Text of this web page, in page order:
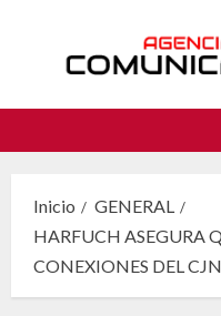
contenido
Inicio
GENERAL
HARFUCH ASEGURA
CONEXIONES DEL